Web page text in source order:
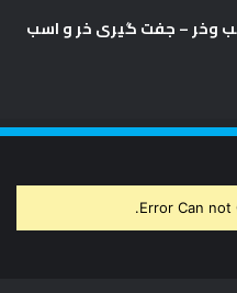
وخر – جفت گیری خر و اسب
Error Can